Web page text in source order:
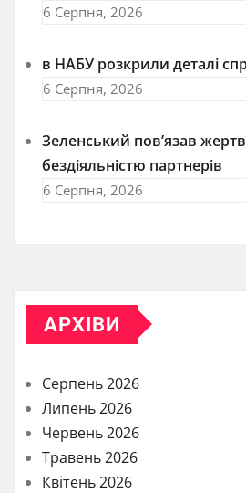
6 Серпня, 2026
в НАБУ розкрили деталі
6 Серпня, 2026
Зеленський пов’язав
бездіяльністю партнерів
6 Серпня, 2026
АРХІВИ
Серпень 2026
Липень 2026
Червень 2026
Травень 2026
Квітень 2026